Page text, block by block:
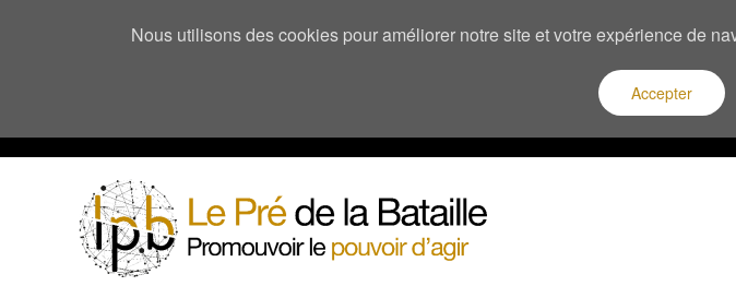
Nous utilisons des cookies pour améliorer notre site et votre expérience de
Accepter